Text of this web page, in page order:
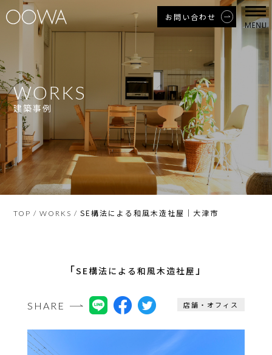
お問い合わせ
WORKS
建築事例
TOP /WORKS /SE構法による和風木造社屋｜大津市
「SE構法による和風木造社屋 」
SHARE 店舗・オフィス